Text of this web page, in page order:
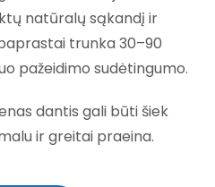
natūralų sąkandį ir
trunka 30–90
pažeidimo sudėtingumo.
dantis gali būti šiek
ir greitai praeina.